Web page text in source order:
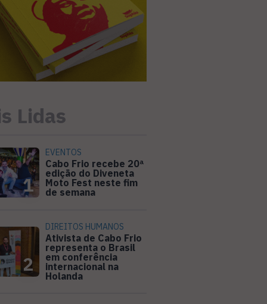
Lidas
1
EVENTOS
Cabo Frio recebe 20ª
edição do Diveneta
Moto Fest neste fim
de semana
2
DIREITOS HUMANOS
Ativista de Cabo Frio
representa o Brasil
em conferência
internacional na
Holanda